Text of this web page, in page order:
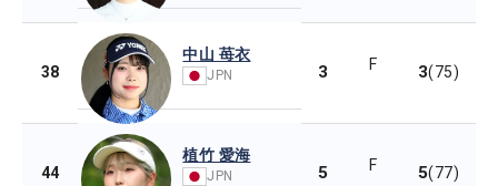
38
中山 苺衣
JPN 3 F 3(75)
44
植竹 愛海
JPN 5 F 5(77)